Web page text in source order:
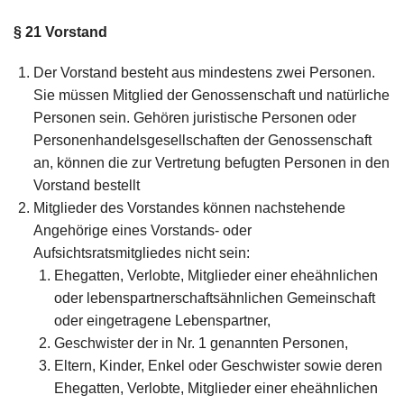
§ 21 Vorstand
Der Vorstand besteht aus mindestens zwei Personen.
Sie müssen Mitglied der Genossenschaft und natürliche
Personen sein. Gehören juristische Personen oder
Personenhandelsgesellschaften der Genossenschaft
an, können die zur Vertretung befugten Personen in den
Vorstand bestellt
Mitglieder des Vorstandes können nachstehende
Angehörige eines Vorstands- oder
Aufsichtsratsmitgliedes nicht sein:
Ehegatten, Verlobte, Mitglieder einer eheähnlichen
oder lebenspartnerschaftsähnlichen Gemeinschaft
oder eingetragene Lebenspartner,
Geschwister der in Nr. 1 genannten Personen,
Eltern, Kinder, Enkel oder Geschwister sowie deren
Ehegatten, Verlobte, Mitglieder einer eheähnlichen